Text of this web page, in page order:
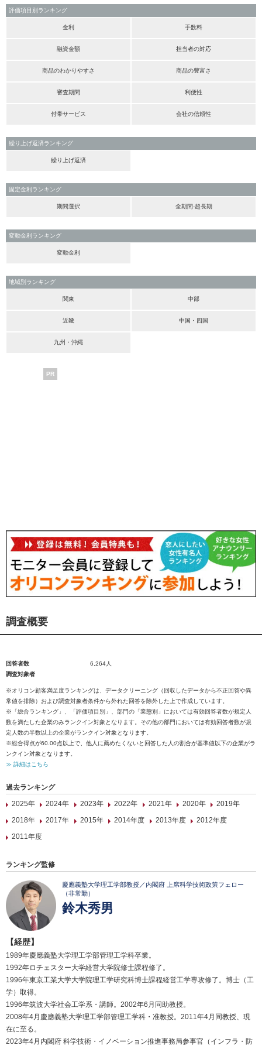
評価項目別ランキング
金利 手数料
融資金額 担当者の対応
商品のわかりやすさ 商品の豊富さ
審査期間 利便性
付帯サービス 会社の信頼性
繰り上げ返済ランキング
繰り上げ返済
固定金利ランキング
期間選択 全期間-超長期
変動金利ランキング
変動金利
地域別ランキング
関東 中部
近畿 中国・四国
九州・沖縄
PR
調査概要
回答者数
6,264人
調査対象者
※オリコン顧客満足度ランキングは、データクリーニング（回収したデータから不正回答や異
常値を排除）および調査対象者条件から外れた回答を除外した上で作成しています。
※「総合ランキング」、「評価項目別」、部門の「業態別」においては有効回答者数が規定人
数を満たした企業のみランクイン対象となります。その他の部門においては有効回答者数が規
定人数の半数以上の企業がランクイン対象となります。
※総合得点が60.00点以上で、他人に薦めたくないと回答した人の割合が基準値以下の企業がラ
ンクイン対象となります。
≫ 詳細はこちら
過去ランキング
2025年
2024年 2023年 2022年 2021年 2020年
2019年
2018年
2017年 2015年 2014年度 2013年度
2012年度
2011年度
ランキング監修
慶應義塾大学理工学部教授／内閣府 上席科学技術政策フェロー
（非常勤）
鈴木秀男
【経歴】
1989年慶應義塾大学理工学部管理工学科卒業。
1992年ロチェスター大学経営大学院修士課程修了。
1996年東京工業大学大学院理工学研究科博士課程経営工学専攻修了。博士（工
学）取得。
1996年筑波大学社会工学系・講師。2002年6月同助教授。
2008年4月慶應義塾大学理工学部管理工学科・准教授。2011年4月同教授、現
在に至る。
2023年4月内閣府 科学技術・イノベーション推進事務局参事官（インフラ・防